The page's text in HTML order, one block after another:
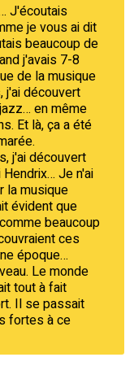
J'écoutais
je vous ai dit
beaucoup de
j'avais 7-8
de la musique
j'ai découvert
en même
Et là, ça a été
j'ai découvert
Je n'ai
la musique
évident que
beaucoup
ces
époque…
Le monde
tout à fait
Il se passait
fortes à ce